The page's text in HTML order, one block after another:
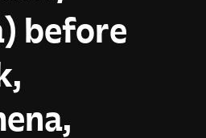
before